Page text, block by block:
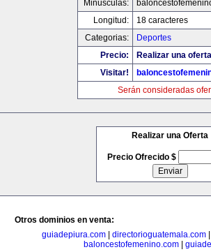
Minusculas:
Longitud:
18 caracteres
Categorias:
Deportes
Precio:
Realizar una
Visitar!
Serán consideradas
Realizar una Oferta
Precio Ofrecido $
Otros dominios en venta:
guiadepiura.com
directorioguatemala.com
baloncestofemenino.com